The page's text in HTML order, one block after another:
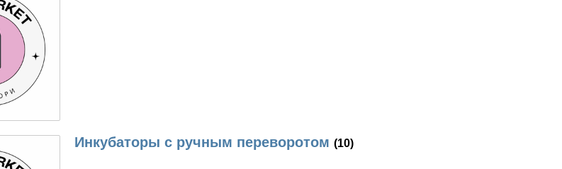
Инкубаторы с ручным переворотом (10)